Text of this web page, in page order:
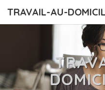
TRAVAIL-AU-